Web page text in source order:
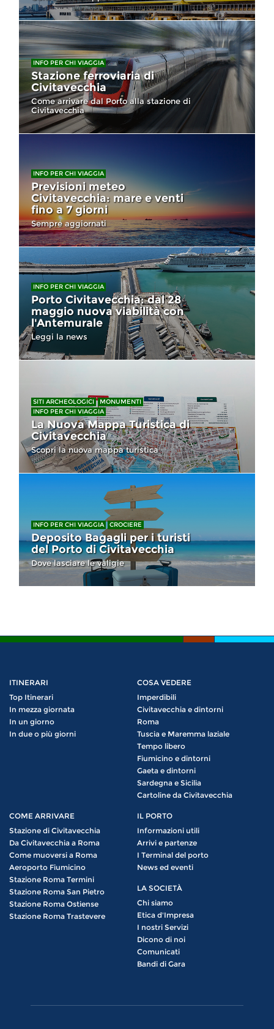
INFO PER CHI VIAGGIA
Stazione ferroviaria di
Civitavecchia
Come arrivare dal Porto alla stazione di
Civitavecchia
INFO PER CHI VIAGGIA
Previsioni meteo
Civitavecchia: mare e venti
fino a 7 giorni
Sempre aggiornati
INFO PER CHI VIAGGIA
Porto Civitavecchia: dal 28
maggio nuova viabilità con
l'Antemurale
Leggi la news
SITI ARCHEOLOGICI
MONUMENTI
INFO PER CHI VIAGGIA
La Nuova Mappa Turistica di
Civitavecchia
Scopri la nuova mappa turistica
INFO PER CHI VIAGGIA CROCIERE
Deposito Bagagli per i turisti
del Porto di Civitavecchia
Dove lasciare le valigie
ITINERARI
Top Itinerari
In mezza giornata
In un giorno
In due o più giorni
COSA VEDERE
Imperdibili
Civitavecchia e dintorni
Roma
Tuscia e Maremma laziale
Tempo libero
Fiumicino e dintorni
Gaeta e dintorni
Sardegna e Sicilia
Cartoline da Civitavecchia
COME ARRIVARE
Stazione di Civitavecchia
Da Civitavecchia a Roma
Come muoversi a Roma
Aeroporto Fiumicino
Stazione Roma Termini
Stazione Roma San Pietro
Stazione Roma Ostiense
Stazione Roma Trastevere
IL PORTO
Informazioni utili
Arrivi e partenze
I Terminal del porto
News ed eventi
LA SOCIETÀ
Chi siamo
Etica d'Impresa
I nostri Servizi
Dicono di noi
Comunicati
Bandi di Gara